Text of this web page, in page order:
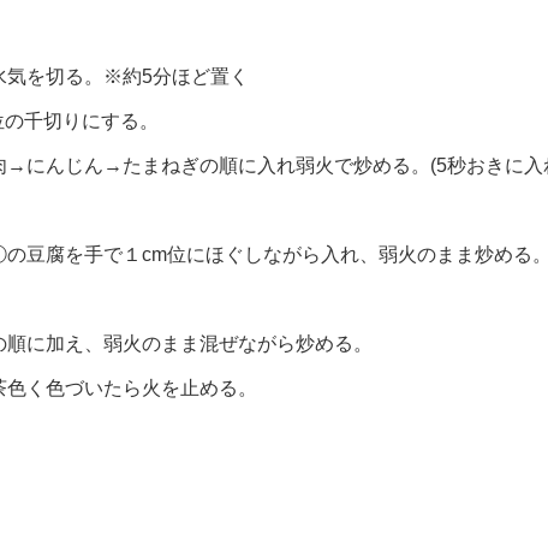
を切る。※約5分ほど置く
千切りにする。
にんじん→たまねぎの順に入れ弱火で炒める。(5秒おきに入
豆腐を手で１cm位にほぐしながら入れ、弱火のまま炒める
加え、弱火のまま混ぜながら炒める。
く色づいたら火を止める。